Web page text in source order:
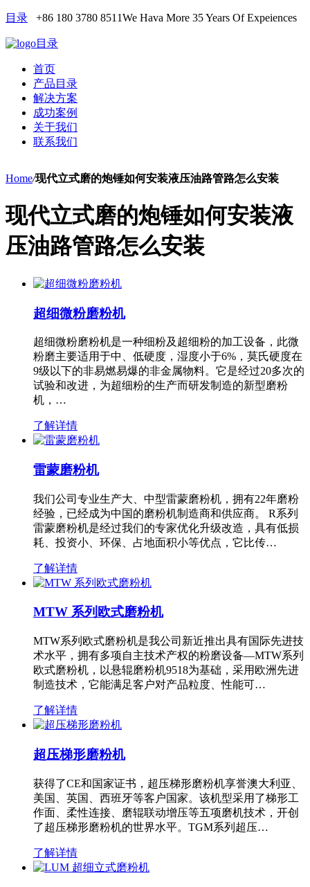
目录 +86 180 3780 8511We Hava More 35 Years Of Expeiences
目录
首页
产品目录
解决方案
成功案例
关于我们
联系我们
Home/现代立式磨的炮锤如何安装液压油路管路怎么安装
现代立式磨的炮锤如何安装液
压油路管路怎么安装
超细微粉磨粉机
超细微粉磨粉机是一种细粉及超细粉的加工设备，此微
粉磨主要适用于中、低硬度，湿度小于6%，莫氏硬度在
9级以下的非易燃易爆的非金属物料。它是经过20多次的
试验和改进，为超细粉的生产而研发制造的新型磨粉
机，…
了解详情
雷蒙磨粉机
我们公司专业生产大、中型雷蒙磨粉机，拥有22年磨粉
经验，已经成为中国的磨粉机制造商和供应商。 R系列
雷蒙磨粉机是经过我们的专家优化升级改造，具有低损
耗、投资小、环保、占地面积小等优点，它比传…
了解详情
MTW 系列欧式磨粉机
MTW系列欧式磨粉机是我公司新近推出具有国际先进技
术水平，拥有多项自主技术产权的粉磨设备—MTW系列
欧式磨粉机，以悬辊磨粉机9518为基础，采用欧洲先进
制造技术，它能满足客户对产品粒度、性能可…
了解详情
超压梯形磨粉机
获得了CE和国家证书，超压梯形磨粉机享誉澳大利亚、
美国、英国、西班牙等客户国家。该机型采用了梯形工
作面、柔性连接、磨辊联动增压等五项磨机技术，开创
了超压梯形磨粉机的世界水平。TGM系列超压…
了解详情